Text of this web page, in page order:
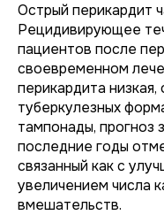
Острый перикардит
Рецидивирующее
пациентов после
своевременном
перикардита
туберкулезных
тампонады, прогноз
последние годы
связанный как с
увеличением числа
вмешательств.